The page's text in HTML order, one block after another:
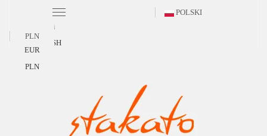
POLSKI
Polski
ENGLISH
PLN
EUR
PLN